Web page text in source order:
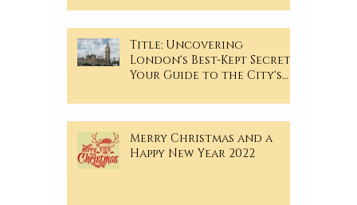
Title: Uncovering
London's Best-Kept Secrets:
Your Guide to the City's
Merry Christmas and a
Happy New Year 2022